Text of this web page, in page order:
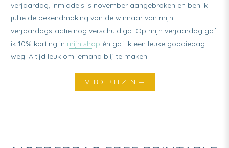
verjaardag, inmiddels is november aangebroken en ben ik
jullie de bekendmaking van de winnaar van mijn
verjaardags-actie nog verschuldigd. Op mijn verjaardag gaf
ik 10% korting in mijn shop én gaf ik een leuke goodiebag
weg! Altijd leuk om iemand blij te maken.
VERDER LEZEN